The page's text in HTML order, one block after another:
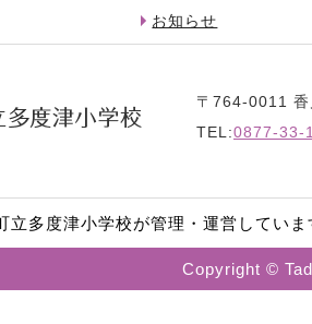
お知らせ
〒764-0011 香
TEL:0877-33-
立多度津小学校が管理・運営してい
Copyright ©